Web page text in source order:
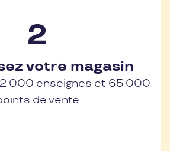
votre magasin
000 enseignes et 65 000
de vente